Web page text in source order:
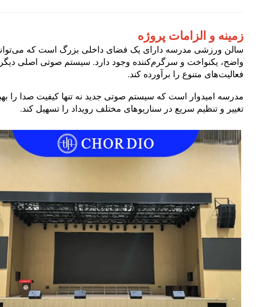
زمینه و الزامات پروژه
سالن ورزشی مدرسه دارای یک فضای داخلی بزرگ است که
واضح، یکنواخت و سرگرم‌کننده وجود دارد. سیستم صوتی اصلی
فعالیت‌های متنوع را برآورده کند.
مدرسه امیدوار است که سیستم صوتی جدید نه تنها کیفیت صدا را
تغییر و تنظیم سریع در سناریوهای مختلف رویداد را تسهیل کند.